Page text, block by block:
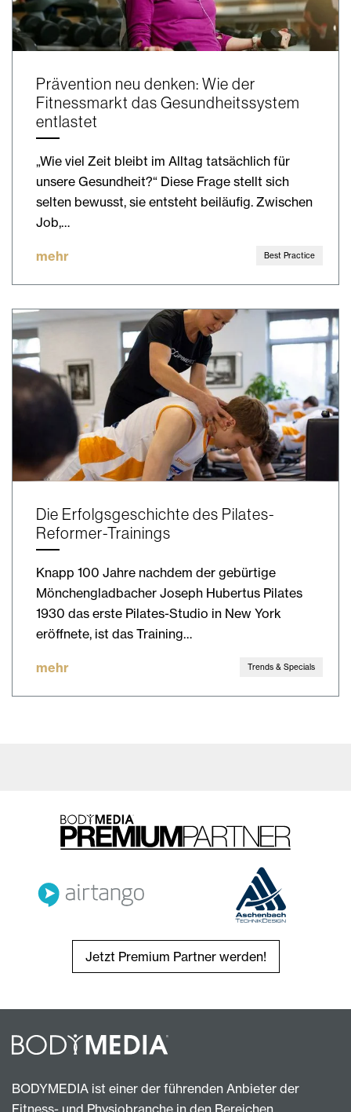
Prävention neu denken: Wie der
Fitnessmarkt das Gesundheitssystem
entlastet
„Wie viel Zeit bleibt im Alltag tatsächlich für
unsere Gesundheit?“ Diese Frage stellt sich
selten bewusst, sie entsteht beiläufig. Zwischen
Job,…
mehr Best Practice
Die Erfolgsgeschichte des Pilates-
Reformer-Trainings
Knapp 100 Jahre nachdem der gebürtige
Mönchengladbacher Joseph Hubertus Pilates
1930 das erste Pilates-Studio in New York
eröffnete, ist das Training…
mehr Trends & Specials
Jetzt Premium Partner werden!
BODYMEDIA ist einer der führenden Anbieter der